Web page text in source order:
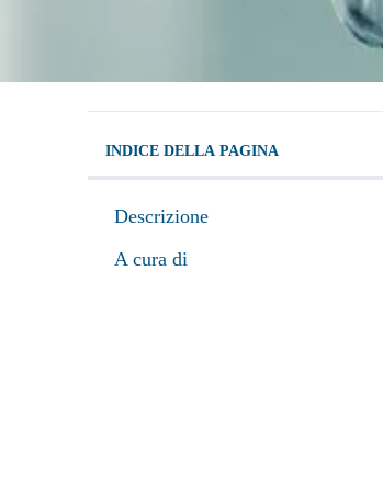
INDICE DELLA PAGINA
Descrizione
A cura di